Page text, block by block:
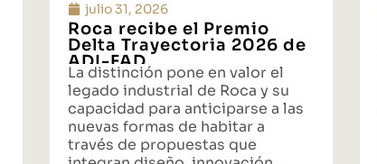
julio 31, 2026
Roca recibe el Premio
Delta Trayectoria 2026 de
ADI-FAD
La distinción pone en valor el
legado industrial de Roca y su
capacidad para anticiparse a las
nuevas formas de habitar a
través de propuestas que